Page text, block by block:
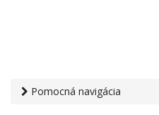
Pomocná navigácia